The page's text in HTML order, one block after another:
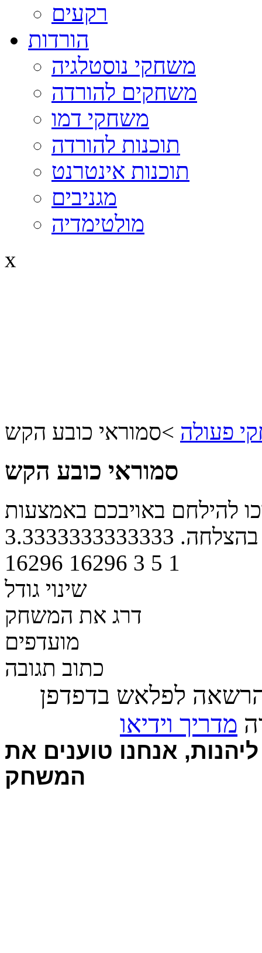
רקעים
הורדות
משחקי נוסטלגיה
משחקים להורדה
משחקי דמו
תוכנות להורדה
תוכנות אינטרנט
מגניבים
מולטימדיה
x
פעולה >סמוראי כובע הקש
סמוראי כובע הקש
להילחם באויבכם באמצעות
בהצלחה. 3.3333333333333
16296 16296 3 5 1
שינוי גודל
דרג את המשחק
מועדפים
כתוב תגובה
לפלאש בדפדפן
מדריך וידיאו
אנחנו טוענים את
המשחק